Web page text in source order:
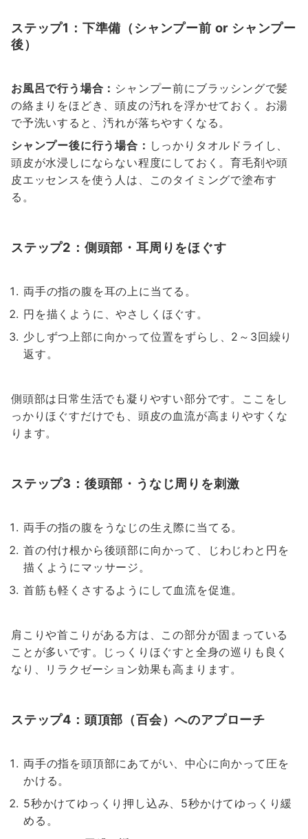
ステップ1：下準備（シャンプー前 or シャンプー
後）
お風呂で行う場合： シャンプー前にブラッシングで髪
の絡まりをほどき、頭皮の汚れを浮かせておく。お湯
で予洗いすると、汚れが落ちやすくなる。
シャンプー後に行う場合： しっかりタオルドライし、
頭皮が水浸しにならない程度にしておく。育毛剤や頭
皮エッセンスを使う人は、このタイミングで塗布す
る。
ステップ2：側頭部・耳周りをほぐす
両手の指の腹を耳の上に当てる。
円を描くように、やさしくほぐす。
少しずつ上部に向かって位置をずらし、2～3回繰り
返す。
側頭部は日常生活でも凝りやすい部分です。ここをし
っかりほぐすだけでも、頭皮の血流が高まりやすくな
ります。
ステップ3：後頭部・うなじ周りを刺激
両手の指の腹をうなじの生え際に当てる。
首の付け根から後頭部に向かって、じわじわと円を
描くようにマッサージ。
首筋も軽くさするようにして血流を促進。
肩こりや首こりがある方は、この部分が固まっている
ことが多いです。じっくりほぐすと全身の巡りも良く
なり、リラクゼーション効果も高まります。
ステップ4：頭頂部（百会）へのアプローチ
両手の指を頭頂部にあてがい、中心に向かって圧を
かける。
5秒かけてゆっくり押し込み、5秒かけてゆっくり緩
める。